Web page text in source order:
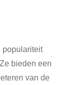
populariteit
bieden een
van de